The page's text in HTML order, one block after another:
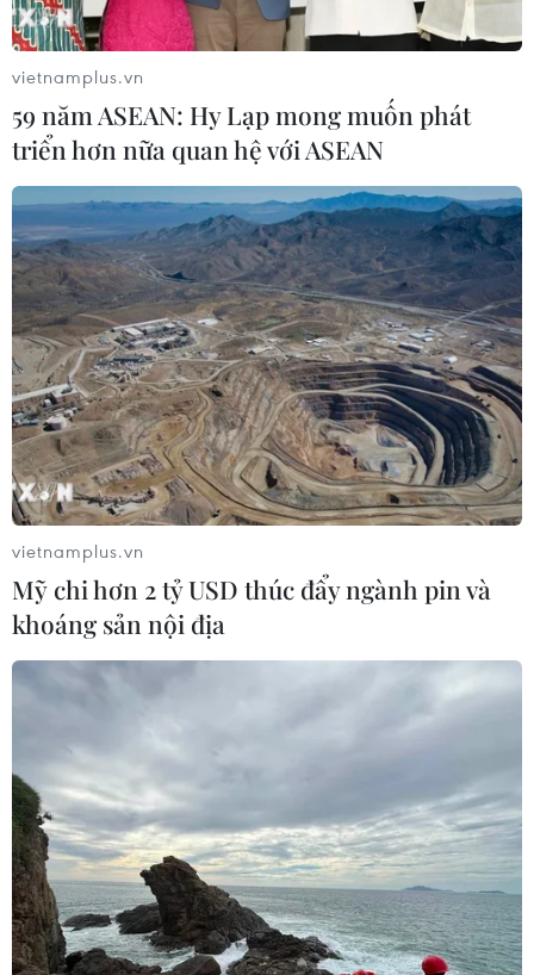
vietnamplus.vn
59 năm ASEAN: Hy Lạp mong muốn phát
triển hơn nữa quan hệ với ASEAN
vietnamplus.vn
Mỹ chi hơn 2 tỷ USD thúc đẩy ngành pin và
khoáng sản nội địa